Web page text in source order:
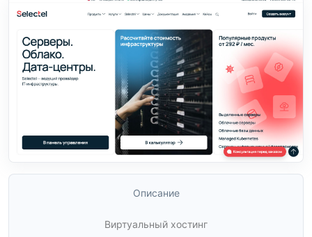
Описание
Виртуальный хостинг